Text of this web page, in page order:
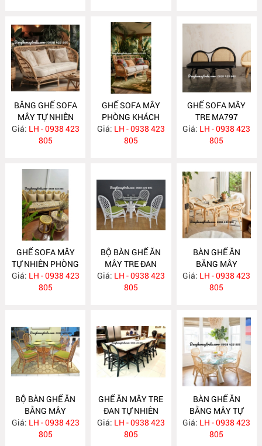
BĂNG GHẾ SOFA
MÂY TỰ NHIÊN
PHÒNG KHÁCH
MA799
Giá: LH - 0938 423
805
GHẾ SOFA MÂY
PHÒNG KHÁCH
MA798
Giá: LH - 0938 423
805
GHẾ SOFA MÂY
TRE MA797
Giá: LH - 0938 423
805
GHẾ SOFA MÂY
TỰ NHIÊN PHÒNG
KHÁCH MA795
Giá: LH - 0938 423
805
BỘ BÀN GHẾ ĂN
MÂY TRE ĐAN
MA784
Giá: LH - 0938 423
805
BÀN GHẾ ĂN
BĂNG MÂY
MA783
Giá: LH - 0938 423
805
BỘ BÀN GHẾ ĂN
BẰNG MÂY
MA782
Giá: LH - 0938 423
805
GHẾ ĂN MÂY TRE
ĐAN TỰ NHIÊN
MA781
Giá: LH - 0938 423
805
BÀN GHẾ ĂN
BẰNG MÂY TỰ
NHIÊN MA780
Giá: LH - 0938 423
805